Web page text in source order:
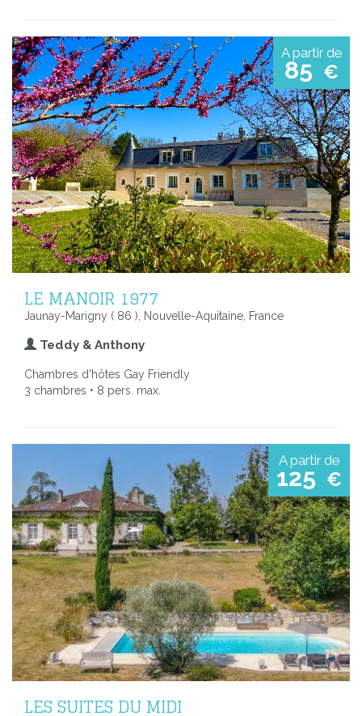
A partir de
85 €
LE MANOIR 1977
Jaunay-Marigny ( 86 ), Nouvelle-Aquitaine, France
Teddy & Anthony
Chambres d'hôtes Gay Friendly
3 chambres • 8 pers. max.
A partir de
125 €
LES SUITES DU MIDI